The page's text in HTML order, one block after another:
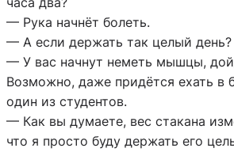
— Рука начнёт болеть.
— А если держать так целый день?
— У вас начнут неметь мышцы,
Возможно, даже придётся ехать в
один из студентов.
— Как вы думаете, вес стакана
что я просто буду держать его